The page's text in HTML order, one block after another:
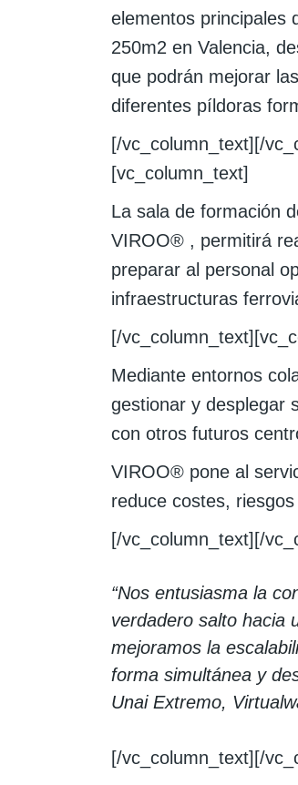
elementos principales
250m2 en Valencia,
que podrán mejorar
diferentes píldoras
[/vc_column_text][/
[vc_column_text]
La sala de formación
VIROO® , permitirá
preparar al personal
infraestructuras
[/
Mediante entornos
gestionar y desplegar
con otros futuros
VIROO® pone al
reduce costes,
[/vc_column_text][/
“Nos entusiasma la
verdadero salto hacia
mejoramos la
forma simultánea y
Unai Extremo,
[/vc_column_text][/